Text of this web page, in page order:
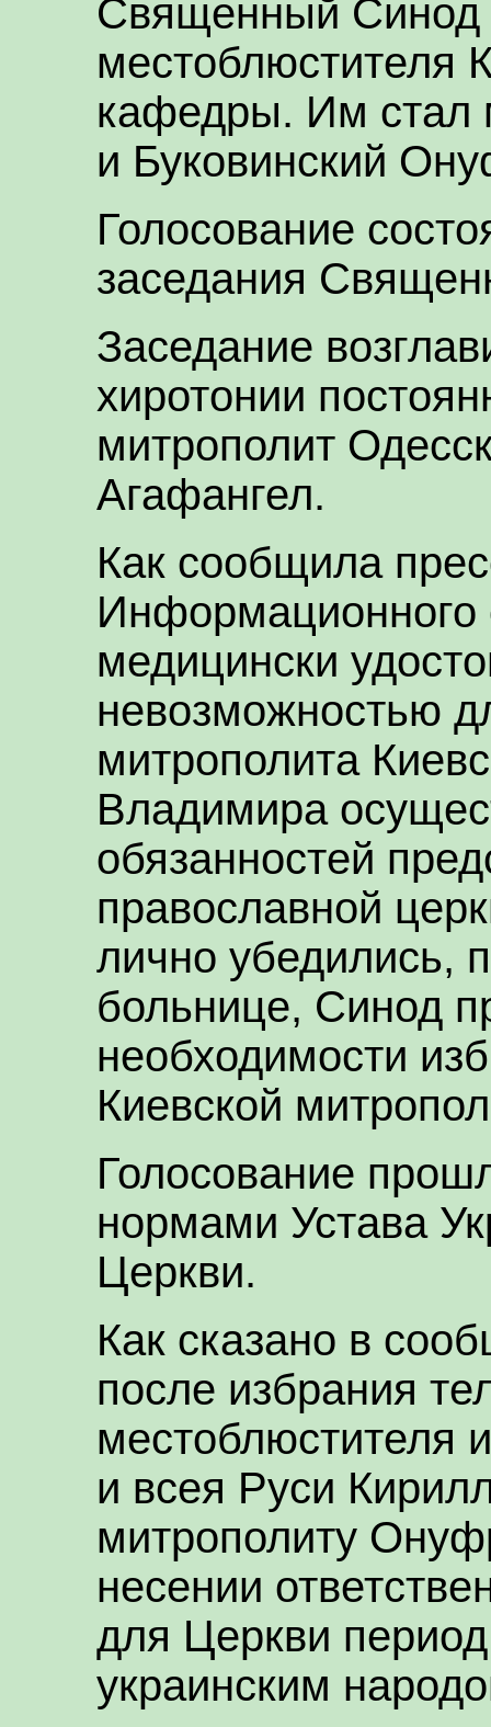
Священный
местоблюстителя
кафедры. Им стал
и Буковинский
Голосование
заседания
Заседание
хиротонии
митрополит
Агафангел.
Как сообщила
Информационного
медицински
невозможностью
митрополита
Владимира
обязанностей
православной
лично убедились,
больнице, Синод
необходимости
Киевской
Голосование
нормами Устава
Церкви.
Как сказано в
после избрания
местоблюстителя
и всея Руси
митрополиту
несении
для Церкви
украинским